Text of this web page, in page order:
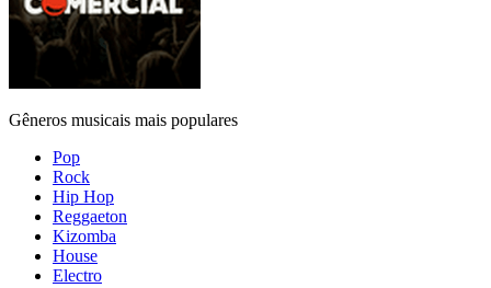
Gêneros musicais mais populares
Pop
Rock
Hip Hop
Reggaeton
Kizomba
House
Electro